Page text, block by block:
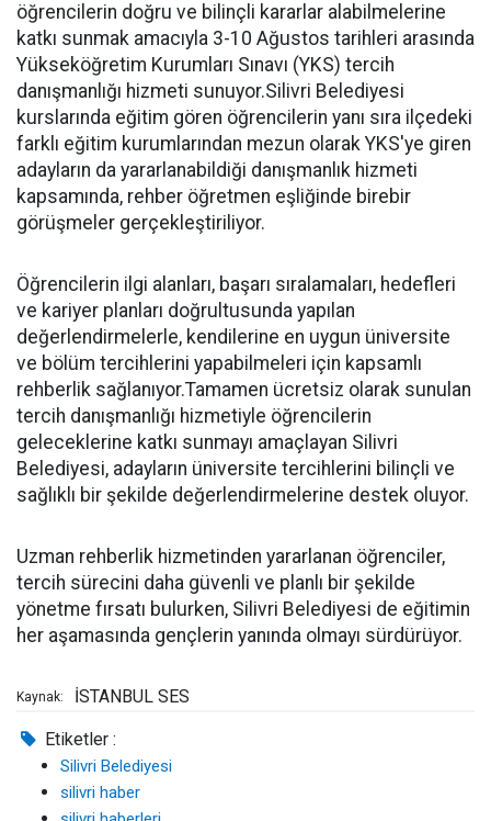
öğrencilerin doğru ve bilinçli kararlar alabilmelerine
katkı sunmak amacıyla 3-10 Ağustos tarihleri arasında
Yükseköğretim Kurumları Sınavı (YKS) tercih
danışmanlığı hizmeti sunuyor.Silivri Belediyesi
kurslarında eğitim gören öğrencilerin yanı sıra ilçedeki
farklı eğitim kurumlarından mezun olarak YKS'ye giren
adayların da yararlanabildiği danışmanlık hizmeti
kapsamında, rehber öğretmen eşliğinde birebir
görüşmeler gerçekleştiriliyor.
Öğrencilerin ilgi alanları, başarı sıralamaları, hedefleri
ve kariyer planları doğrultusunda yapılan
değerlendirmelerle, kendilerine en uygun üniversite
ve bölüm tercihlerini yapabilmeleri için kapsamlı
rehberlik sağlanıyor.Tamamen ücretsiz olarak sunulan
tercih danışmanlığı hizmetiyle öğrencilerin
geleceklerine katkı sunmayı amaçlayan Silivri
Belediyesi, adayların üniversite tercihlerini bilinçli ve
sağlıklı bir şekilde değerlendirmelerine destek oluyor.
Uzman rehberlik hizmetinden yararlanan öğrenciler,
tercih sürecini daha güvenli ve planlı bir şekilde
yönetme fırsatı bulurken, Silivri Belediyesi de eğitimin
her aşamasında gençlerin yanında olmayı sürdürüyor.
Kaynak: İSTANBUL SES
Etiketler :
Silivri Belediyesi
silivri haber